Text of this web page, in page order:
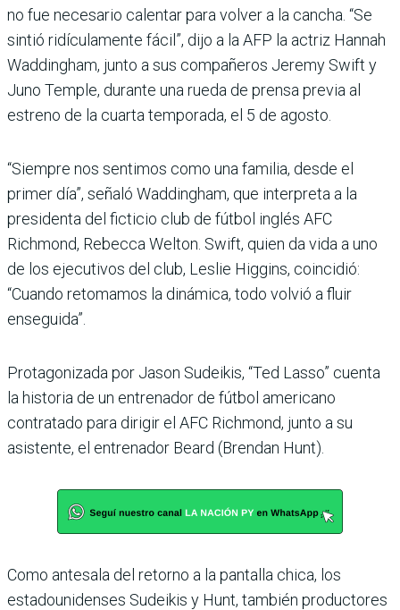
no fue necesario calentar para volver a la cancha. “Se
sintió ridículamente fácil”, dijo a la AFP la actriz Hannah
Waddingham, junto a sus compañeros Jeremy Swift y
Juno Temple, durante una rueda de prensa previa al
estreno de la cuarta temporada, el 5 de agosto.
“Siempre nos sentimos como una familia, desde el
primer día”, señaló Waddingham, que interpreta a la
presidenta del ficticio club de fútbol inglés AFC
Richmond, Rebecca Welton. Swift, quien da vida a uno
de los ejecutivos del club, Leslie Higgins, coincidió:
“Cuando retomamos la dinámica, todo volvió a fluir
enseguida”.
Protagonizada por Jason Sudeikis, “Ted Lasso” cuenta
la historia de un entrenador de fútbol americano
contratado para dirigir el AFC Richmond, junto a su
asistente, el entrenador Beard (Brendan Hunt).
Como antesala del retorno a la pantalla chica, los
estadounidenses Sudeikis y Hunt, también productores